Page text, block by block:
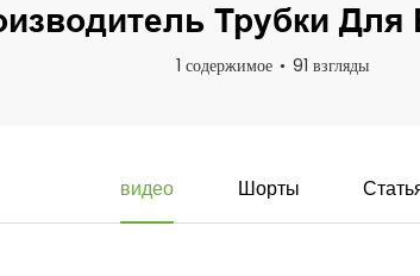
Трубки Для
1 содержимое 91 взгляды
видео Шорты